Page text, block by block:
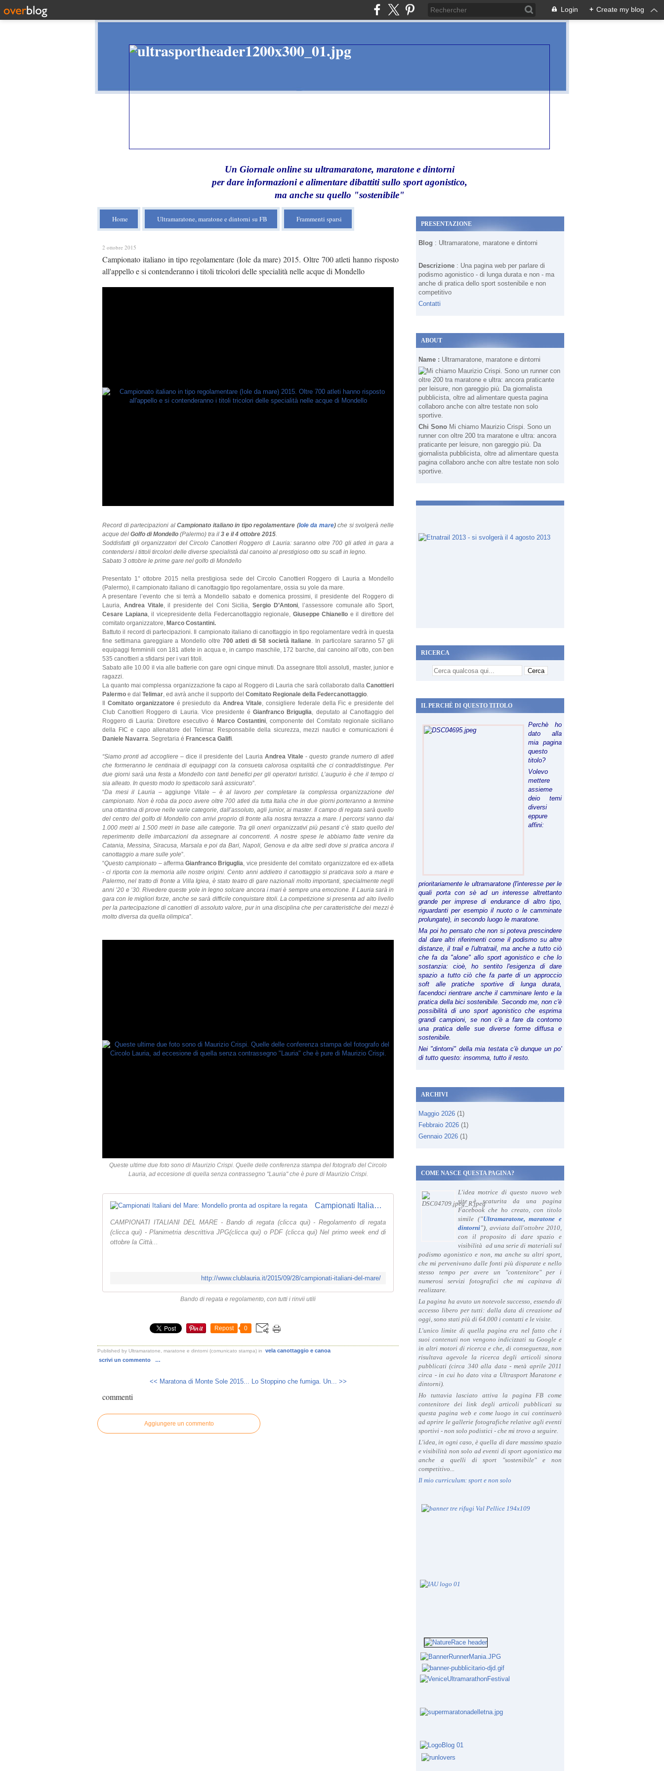
Login + Create my blog
Un Giornale online su ultramaratone, maratone e dintorni
per dare informazioni e alimentare dibattiti sullo sport agonistico,
ma anche su quello "sostenibile"
Home Ultramaratone, maratone e dintorni su FB Frammenti sparsi
2 ottobre 2015
Campionato italiano in tipo regolamentare (Iole da mare) 2015. Oltre 700 atleti hanno risposto
all'appello e si contenderanno i titoli tricolori delle specialità nelle acque di Mondello
Record di partecipazioni alCampionato italiano in tipo regolamentare (Iole da mare)che si svolgerà nelle
acque del Golfo di Mondello (Palermo) tra il 3 e il 4 ottobre 2015
Soddisfatti gli organizzatori del Circolo Canottieri Roggero di Lauria: saranno oltre 700 gli atleti in gara a
contendersi i tittoli tircolori delle diverse specialistà dal canoino al prestigioso otto su scafi in legno.
Sabato 3 ottobre le prime gare nel golfo di Mondello
Presentato 1° ottobre 2015 nella prestigiosa sede del Circolo Canottieri Roggero di Lauria a Mondello
(Palermo), il campionato italiano di canottaggio tipo regolamentare, ossia su yole da mare.
A presentare l’evento che si terrà a Mondello sabato e domenica prossimi, il presidente del Roggero di
Lauria, Andrea Vitale, il presidente del Coni Sicilia,Sergio D’Antoni, l’assessore comunale allo Sport,
Cesare Lapiana , il vicepresidente della Federcanottaggio regionale, Giuseppe Chianello e il direttore del
comitato organizzatore, Marco Costantini.
Battuto il record di partecipazioni. Il campionato italiano di canottaggio in tipo regolamentare vedrà in questa
fine settimana gareggiare a Mondello oltre 700 atleti di 58 società italiane . In particolare saranno 57 gli
equipaggi femminili con 181 atlete in acqua e, in campo maschile, 172 barche, dal canoino all’otto, con ben
535 canottieri a sfidarsi per i vari titoli.
Sabato alle 10.00 il via alle batterie con gare ogni cinque minuti. Da assegnare titoli assoluti, master, junior e
ragazzi.
La quanto mai complessa organizzazione fa capo al Roggero di Lauria che sarà collaborato dalla Canottieri
Palermo e dal Telimar , ed avrà anche il supporto del Comitato Regionale della Federcanottaggio
Il Comitato organizzatoreé presieduto daAndrea Vitale , consigliere federale della Fic e presidente del
Club Canottieri Roggero di Lauria. Vice presidente éGianfranco Briguglia , deputato al Canottaggio del
Roggero di Lauria: Direttore esecutivo é Marco Costantini , componente del Comitato regionale siciliano
della FIC e capo allenatore del Telimar. Responsabile della sicurezza, mezzi nautici e comunicazioni é
Daniele Navarra . Segretaria é Francesca Galifi
“Siamo pronti ad accogliere– dice il presidente del Lauria Andrea Vitale-questo grande numero di atleti
che formeranno le centinaia di equipaggi con la consueta calorosa ospitalità che ci contraddistingue. Per
due giorni sarà una festa a Mondello con tanti benefici per gli operatori turistici. L’augurio è che il tempo ci
sia alleato. In questo modo lo spettacolo sarà assicurato”.
“Da mesi il Lauria – aggiunge Vitale – è al lavoro per completare la complessa organizzazione del
campionato. Non è roba da poco avere oltre 700 atleti da tutta Italia che in due giorni porteranno a termine
una ottantina di prove nelle varie categorie, dall’assoluto, agli junior, ai master. Il campo di regata sarà quello
del centro del golfo di Mondello con arrivi proprio di fronte alla nostra terrazza a mare. I percorsi vanno dai
1.000 metri ai 1.500 metri in base alle categorie. Tra gli oneri organizzativi più pesanti c’è stato quello del
reperimento delle imbarcazioni da assegnare ai concorrenti. A nostre spese le abbiamo fatte venire da
Catania, Messina, Siracusa, Marsala e poi da Bari, Napoli, Genova e da altre sedi dove si pratica ancora il
canottaggio a mare sulle yole”.
“Questo campionato – afferma Gianfranco Briguglia , vice presidente del comitato organizzatore ed ex-atleta
-ci riporta con la memoria alle nostre origini. Cento anni addietro il canottaggio si praticava solo a mare e
Palermo, nel tratto di fronte a Villa Igiea, è stato teatro di gare nazionali molto importanti, specialmente negli
anni ’20 e ’30. Rivedere queste yole in legno solcare ancora i mari è sempre una emozione. Il Lauria sarà in
gara con le migliori forze, anche se sarà difficile conquistare titoli. La competizione si presenta ad alto livello
per la partecipazione di canottieri di assoluto valore, pur in una disciplina che per caratteristiche dei mezzi è
molto diversa da quella olimpica”.
Queste ultime due foto sono di Maurizio Crispi. Quelle delle conferenza stampa del fotografo del Circolo
Lauria, ad eccesione di quella senza contrassegno "Lauria" che è pure di Maurizio Crispi.
Campionati Italiani del Mare: Mondello pronta ad ospitare la regata
CAMPIONATI ITALIANI DEL MARE - Bando di regata (clicca qui) - Regolamento di regata
(clicca qui) - Planimetria descrittiva JPG(clicca qui) o PDF (clicca qui) Nel primo week end di
ottobre la Città...
http://www.clublauria.it/2015/09/28/campionati-italiani-del-mare/
Bando di regata e regolamento, con tutti i rinvii utili
Repost 0
Published by Ultramaratone, maratone e dintorni (comunicato stampa) in
vela canottaggio e canoa
scrivi un commento
…
<< Maratona di Monte Sole 2015... Lo Stoppino che fumiga. Un... >>
commenti
Aggiungere un commento
PRESENTAZIONE
Blog : Ultramaratone, maratone e dintorni
Descrizione : Una pagina web per parlare di
podismo agonistico - di lunga durata e non - ma
anche di pratica dello sport sostenibile e non
competitivo
Contatti
ABOUT
Name : Ultramaratone, maratone e dintorni
Chi Sono Mi chiamo Maurizio Crispi. Sono un
runner con oltre 200 tra maratone e ultra: ancora
praticante per leisure, non gareggio più. Da
giornalista pubblicista, oltre ad alimentare questa
pagina collaboro anche con altre testate non solo
sportive.
RICERCA
IL PERCHÈ DI QUESTO TITOLO
Perchè ho
dato alla
mia pagina
questo
titolo?
Volevo
mettere
assieme
deio temi
diversi
eppure
affini:
prioritariamente le ultramaratone (l'interesse per le
quali porta con sè ad un interesse altrettanto
grande per imprese di endurance di altro tipo,
riguardanti per esempio il nuoto o le camminate
prolungate), in secondo luogo le maratone.
Ma poi ho pensato che non si poteva prescindere
dal dare altri riferimenti come il podismo su altre
distanze, il trail e l'ultratrail, ma anche a tutto ciò
che fa da "alone" allo sport agonistico e che lo
sostanzia: cioè, ho sentito l'esigenza di dare
spazio a tutto ciò che fa parte di un approccio
soft alle pratiche sportive di lunga durata,
facendoci rientrare anche il camminare lento e la
pratica della bici sostenibile. Secondo me, non c'è
possibilità di uno sport agonistico che esprima
grandi campioni, se non c'è a fare da contorno
una pratica delle sue diverse forme diffusa e
sostenibile.
Nei "dintorni" della mia testata c'è dunque un po'
di tutto questo: insomma, tutto il resto.
ARCHIVI
Maggio 2026 (1)
Febbraio 2026 (1)
Gennaio 2026 (1)
COME NASCE QUESTA PAGINA?
L'idea motrice di questo nuovo web
site è scaturita da una pagina
Facebook che ho creato, con titolo
simile ("Ultramaratone, maratone e
dintorni"), avviata dall'ottobre 2010,
con il proposito di dare spazio e
visibilità ad una serie di materiali sul
podismo agonistico e non, ma anche su altri sport,
che mi pervenivano dalle fonti più disparate e nello
stesso tempo per avere un "contenitore" per i
numerosi servizi fotografici che mi capitava di
realizzare.
La pagina ha avuto un notevole successo, essendo di
accesso libero per tutti: dalla data di creazione ad
oggi, sono stati più di 64.000 i contatti e le visite.
L'unico limite di quella pagina era nel fatto che i
suoi contenuti non vengono indicizzati su Google e
in altri motori di ricerca e che, di conseguenza, non
risultava agevole la ricerca degli articoli sinora
pubblicati (circa 340 alla data - metà aprile 2011
circa - in cui ho dato vita a Ultrasport Maratone e
dintorni).
Ho tuttavia lasciato attiva la pagina FB come
contenitore dei link degli articoli pubblicati su
questa pagina web e come luogo in cui continuerò
ad aprire le gallerie fotografiche relative agli eventi
sportivi - non solo podistici - che mi trovo a seguire.
L'idea, in ogni caso, è quella di dare massimo spazio
e visibilità non solo ad eventi di sport agonistico ma
anche a quelli di sport "sostenibile" e non
competitivo...
Il mio curriculum: sport e non solo